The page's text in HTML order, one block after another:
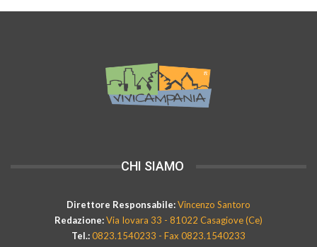
CHI SIAMO
Direttore Responsabile:Vincenzo Santoro
Redazione:Via Iovara 33 - 81022 Casagiove (Ce)
Tel.:0823.1540233 - Fax 0823.1540233